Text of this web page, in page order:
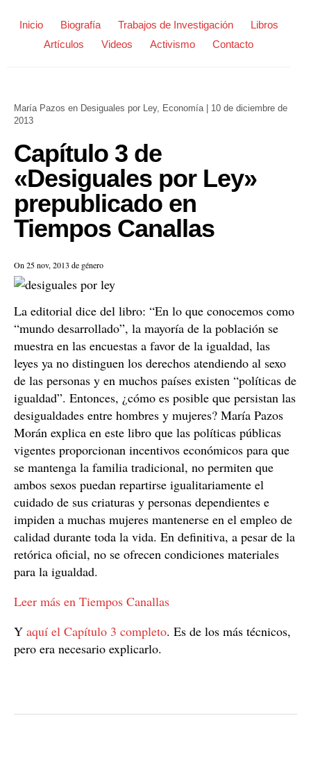
Inicio Biografía Trabajos de Investigación
Libros
Artículos
Videos Activismo Contacto
María Pazos en Desiguales por Ley, Economía
10 de diciembre de
2013
Capítulo 3 de
«Desiguales por Ley»
prepublicado en
Tiempos Canallas
On 25 nov, 2013 de género
La editorial dice del libro: “En lo que conocemos como
“mundo desarrollado”, la mayoría de la población se
muestra en las encuestas a favor de la igualdad, las
leyes ya no distinguen los derechos atendiendo al sexo
de las personas y en muchos países existen “políticas de
igualdad”. Entonces, ¿cómo es posible que persistan las
desigualdades entre hombres y mujeres? María Pazos
Morán explica en este libro que las políticas públicas
vigentes proporcionan incentivos económicos para que
se mantenga la familia tradicional, no permiten que
ambos sexos puedan repartirse igualitariamente el
cuidado de sus criaturas y personas dependientes e
impiden a muchas mujeres mantenerse en el empleo de
calidad durante toda la vida. En definitiva, a pesar de la
retórica oficial, no se ofrecen condiciones materiales
para la igualdad.
Leer más en Tiempos Canallas
Y aquí el Capítulo 3 completo. Es de los más técnicos,
pero era necesario explicarlo.